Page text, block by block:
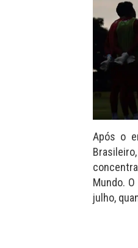
Após o
Mundo.
julho,